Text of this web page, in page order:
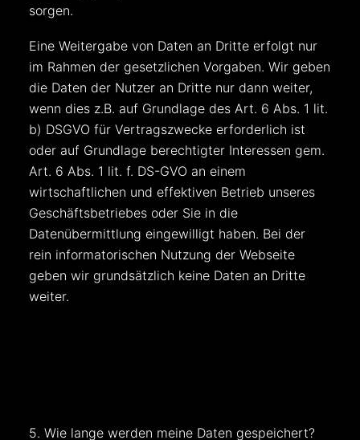
sorgen.
Eine Weitergabe von Daten an Dritte erfolgt nur
im Rahmen der gesetzlichen Vorgaben. Wir geben
die Daten der Nutzer an Dritte nur dann weiter,
wenn dies z.B. auf Grundlage des Art. 6 Abs. 1 lit.
b) DSGVO für Vertragszwecke erforderlich ist
oder auf Grundlage berechtigter Interessen gem.
Art. 6 Abs. 1 lit. f. DS-GVO an einem
wirtschaftlichen und effektiven Betrieb unseres
Geschäftsbetriebes oder Sie in die
Datenübermittlung eingewilligt haben. Bei der
rein informatorischen Nutzung der Webseite
geben wir grundsätzlich keine Daten an Dritte
weiter.
5. Wie lange werden meine Daten gespeichert?